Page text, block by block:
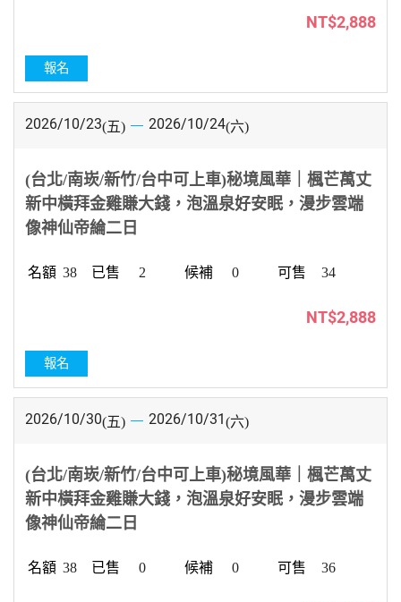
NT$2,888
報名
2026/10/23(五) 2026/10/24(六)
(台北/南崁/新竹/台中可上車)秘境風華｜楓芒萬丈
新中橫拜金雞賺大錢，泡溫泉好安眠，漫步雲端
像神仙帝綸二日
38 2 0 34
NT$2,888
報名
2026/10/30(五) 2026/10/31(六)
(台北/南崁/新竹/台中可上車)秘境風華｜楓芒萬丈
新中橫拜金雞賺大錢，泡溫泉好安眠，漫步雲端
像神仙帝綸二日
38 0 0 36